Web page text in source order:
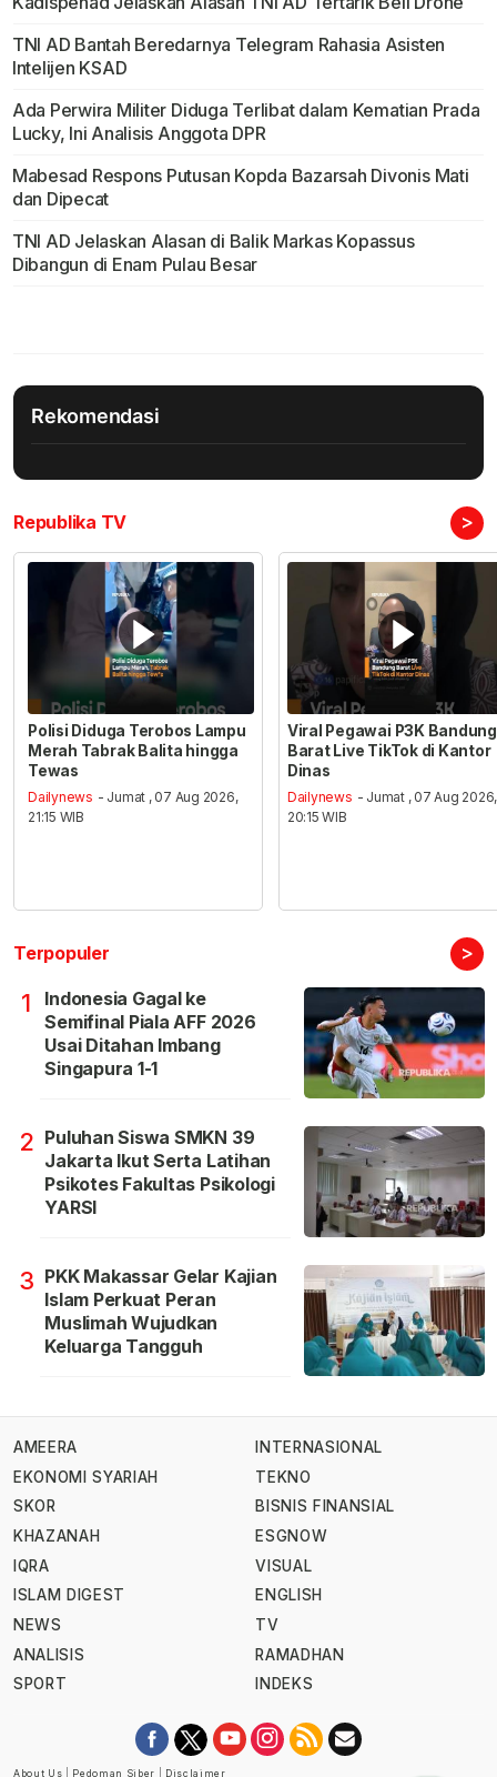
TNI AD Bantah Beredarnya Telegram Rahasia Asisten
Intelijen KSAD
Ada Perwira Militer Diduga Terlibat dalam Kematian Prada
Lucky, Ini Analisis Anggota DPR
Mabesad Respons Putusan Kopda Bazarsah Divonis Mati
dan Dipecat
TNI AD Jelaskan Alasan di Balik Markas Kopassus
Dibangun di Enam Pulau Besar
Rekomendasi
Republika TV >
Polisi Diduga Terobos Lampu
Merah Tabrak Balita hingga
Tewas
Dailynews - Jumat , 07 Aug 2026,
21:15 WIB
Viral Pegawai P3K Bandung
Barat Live TikTok di Kantor
Dinas
Dailynews - Jumat , 07 Aug 2026,
20:15 WIB
Terpopuler >
1
Indonesia Gagal ke
Semifinal Piala AFF 2026
Usai Ditahan Imbang
Singapura 1-1
2 Puluhan Siswa SMKN 39
Jakarta Ikut Serta Latihan
Psikotes Fakultas Psikologi
YARSI
3 PKK Makassar Gelar Kajian
Islam Perkuat Peran
Muslimah Wujudkan
Keluarga Tangguh
AMEERA
EKONOMI SYARIAH
SKOR
KHAZANAH
IQRA
ISLAM DIGEST
NEWS
ANALISIS
SPORT
INTERNASIONAL
TEKNO
BISNIS FINANSIAL
ESGNOW
VISUAL
ENGLISH
TV
RAMADHAN
INDEKS
About Us Pedoman Siber Disclaimer